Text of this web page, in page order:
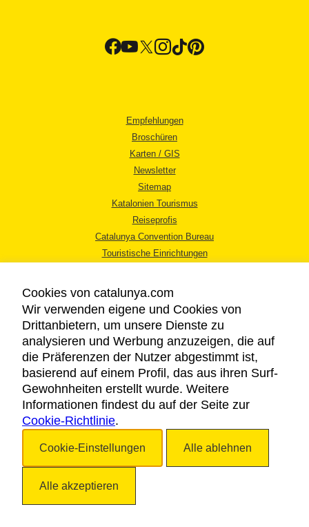
Empfehlungen
Broschüren
Karten / GIS
Newsletter
Sitemap
Katalonien Tourismus
Reiseprofis
Catalunya Convention Bureau
Touristische Einrichtungen
RECHTLICHER HINWEIS
DATENSCHUTZICHTLINIE
COOKIES
BARRIEREFREIHEIT
Cookies von catalunya.com
Wir verwenden eigene und Cookies von
Drittanbietern, um unsere Dienste zu
analysieren und Werbung anzuzeigen, die auf
die Präferenzen der Nutzer abgestimmt ist,
basierend auf einem Profil, das aus ihren Surf-
Gewohnheiten erstellt wurde. Weitere
Informationen findest du auf der Seite zur
Cookie-Richtlinie.
Cookie-Einstellungen Alle ablehnen
Alle akzeptieren